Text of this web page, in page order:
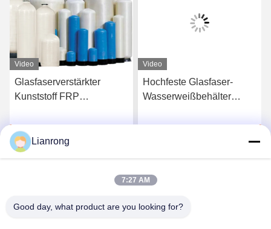
Video
Glasfaserverstärkter
Kunststoff FRP
Wasserweichmacher
Wartung Rostfreies Dach
Plaudern Sie Jetzt
Video
Hochfeste Glasfaser-
Wasserweißbehälter
Druckbehälter
Lianrong
7:27 AM
Good day, what product are you looking for?